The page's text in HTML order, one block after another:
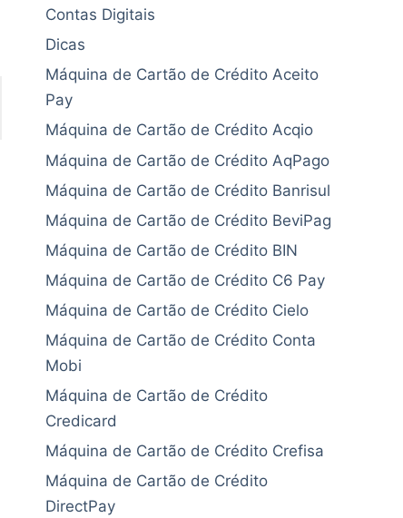
Contas Digitais
Dicas
Máquina de Cartão de Crédito Aceito
Pay
Máquina de Cartão de Crédito Acqio
Máquina de Cartão de Crédito AqPago
Máquina de Cartão de Crédito Banrisul
Máquina de Cartão de Crédito BeviPag
Máquina de Cartão de Crédito BIN
Máquina de Cartão de Crédito C6 Pay
Máquina de Cartão de Crédito Cielo
Máquina de Cartão de Crédito Conta
Mobi
Máquina de Cartão de Crédito
Credicard
Máquina de Cartão de Crédito Crefisa
Máquina de Cartão de Crédito
DirectPay